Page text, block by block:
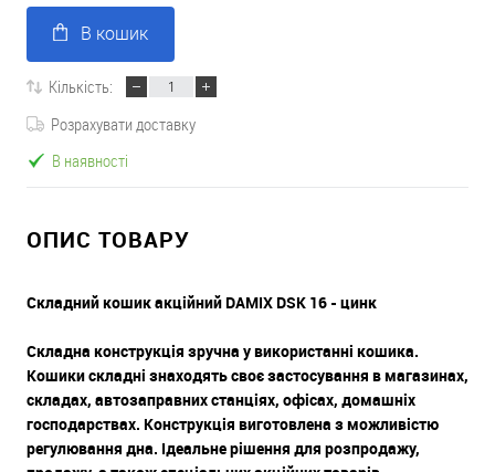
В кошик
Кількість:
Розрахувати доставку
В наявності
ОПИС ТОВАРУ
Складний кошик акційний DAMIX DSK 16 - цинк
Складна конструкція зручна у використанні кошика.
Кошики складні знаходять своє застосування в магазинах,
складах, автозаправних станціях, офісах, домашніх
господарствах. Конструкція виготовлена з можливістю
регулювання дна. Ідеальне рішення для розпродажу,